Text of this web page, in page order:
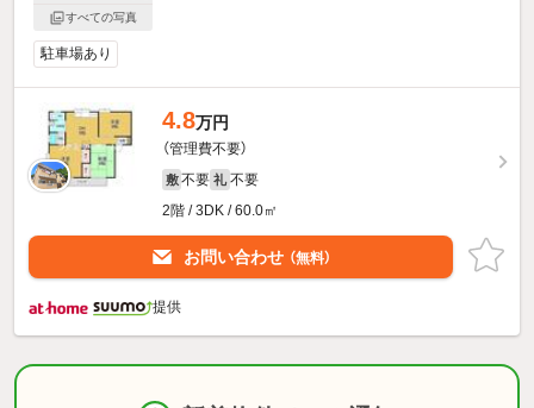
すべての写真
駐車場あり
4.8万円
（管理費不要）
敷 不要 礼 不要
2階 / 3DK / 60.0㎡
お問い合わせ （無料）
提供